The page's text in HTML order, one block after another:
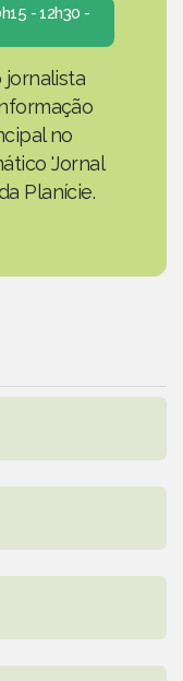
- 12h30 -
jornalista
no
'Jornal
Planície.